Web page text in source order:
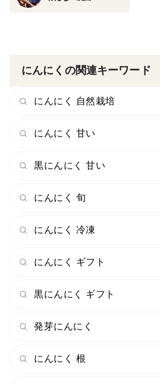
にんにくの関連キーワード
にんにく 自然栽培
にんにく 甘い
黒にんにく 甘い
にんにく 旬
にんにく 冷凍
にんにく ギフト
黒にんにく ギフト
発芽にんにく
にんにく 根